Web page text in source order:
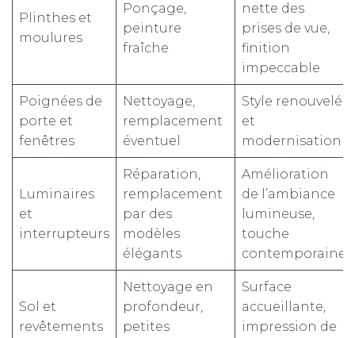
Plinthes et
moulures
Ponçage,
peinture
fraîche
nette des
prises de vue,
finition
impeccable
Poignées de
porte et
fenêtres
Nettoyage,
remplacement
éventuel
Style renouvelé
et
modernisation
Luminaires
et
interrupteurs
Réparation,
remplacement
par des
modèles
élégants
Amélioration
de l’ambiance
lumineuse,
touche
contemporaine
Sol et
revêtements
Nettoyage en
profondeur,
petites
Surface
accueillante,
impression de